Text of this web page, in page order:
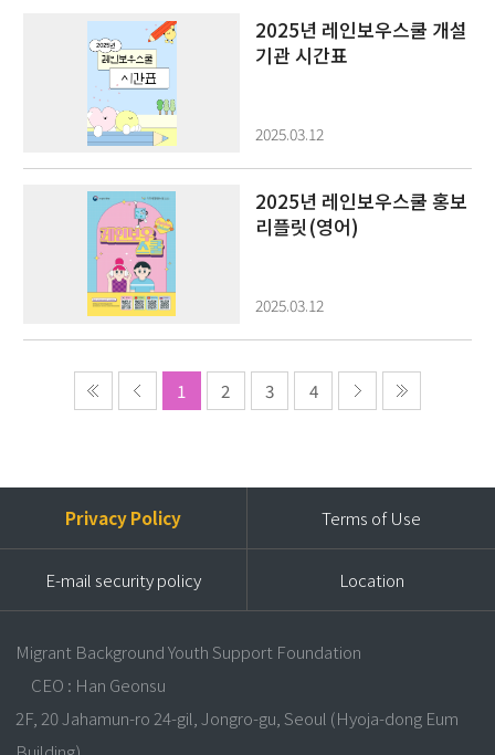
2025년 레인보우스쿨 개설
기관 시간표
2025.03.12
2025년 레인보우스쿨 홍보
리플릿(영어)
2025.03.12
1 2 3 4
Privacy Policy Terms of Use
E-mail security policy Location
Migrant Background Youth Support Foundation
CEO : Han Geonsu
2F, 20 Jahamun-ro 24-gil, Jongro-gu, Seoul (Hyoja-dong Eum